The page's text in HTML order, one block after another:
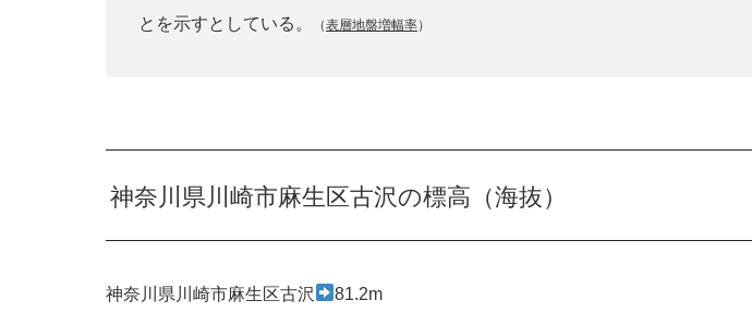
とを示すとしている。
（表層地盤増幅率）
神奈川県川崎市麻生区古沢の標高（海抜）
神奈川県川崎市麻生区古沢 81.2m